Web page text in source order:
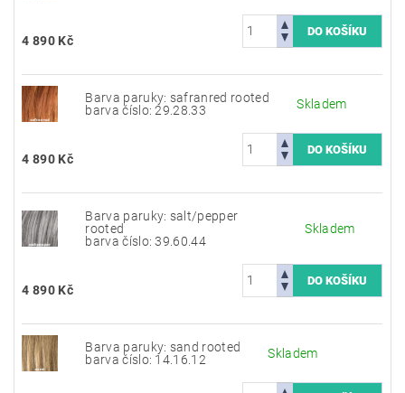
4 890 Kč
Barva paruky: safranred rooted
barva číslo: 29.28.33
Skladem
4 890 Kč
Barva paruky: salt/pepper
rooted
barva číslo: 39.60.44
Skladem
4 890 Kč
Barva paruky: sand rooted
barva číslo: 14.16.12
Skladem